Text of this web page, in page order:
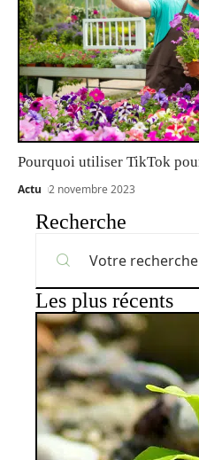
Pourquoi utiliser TikTok
Actu 2 novembre 2023
Recherche
Les plus récents